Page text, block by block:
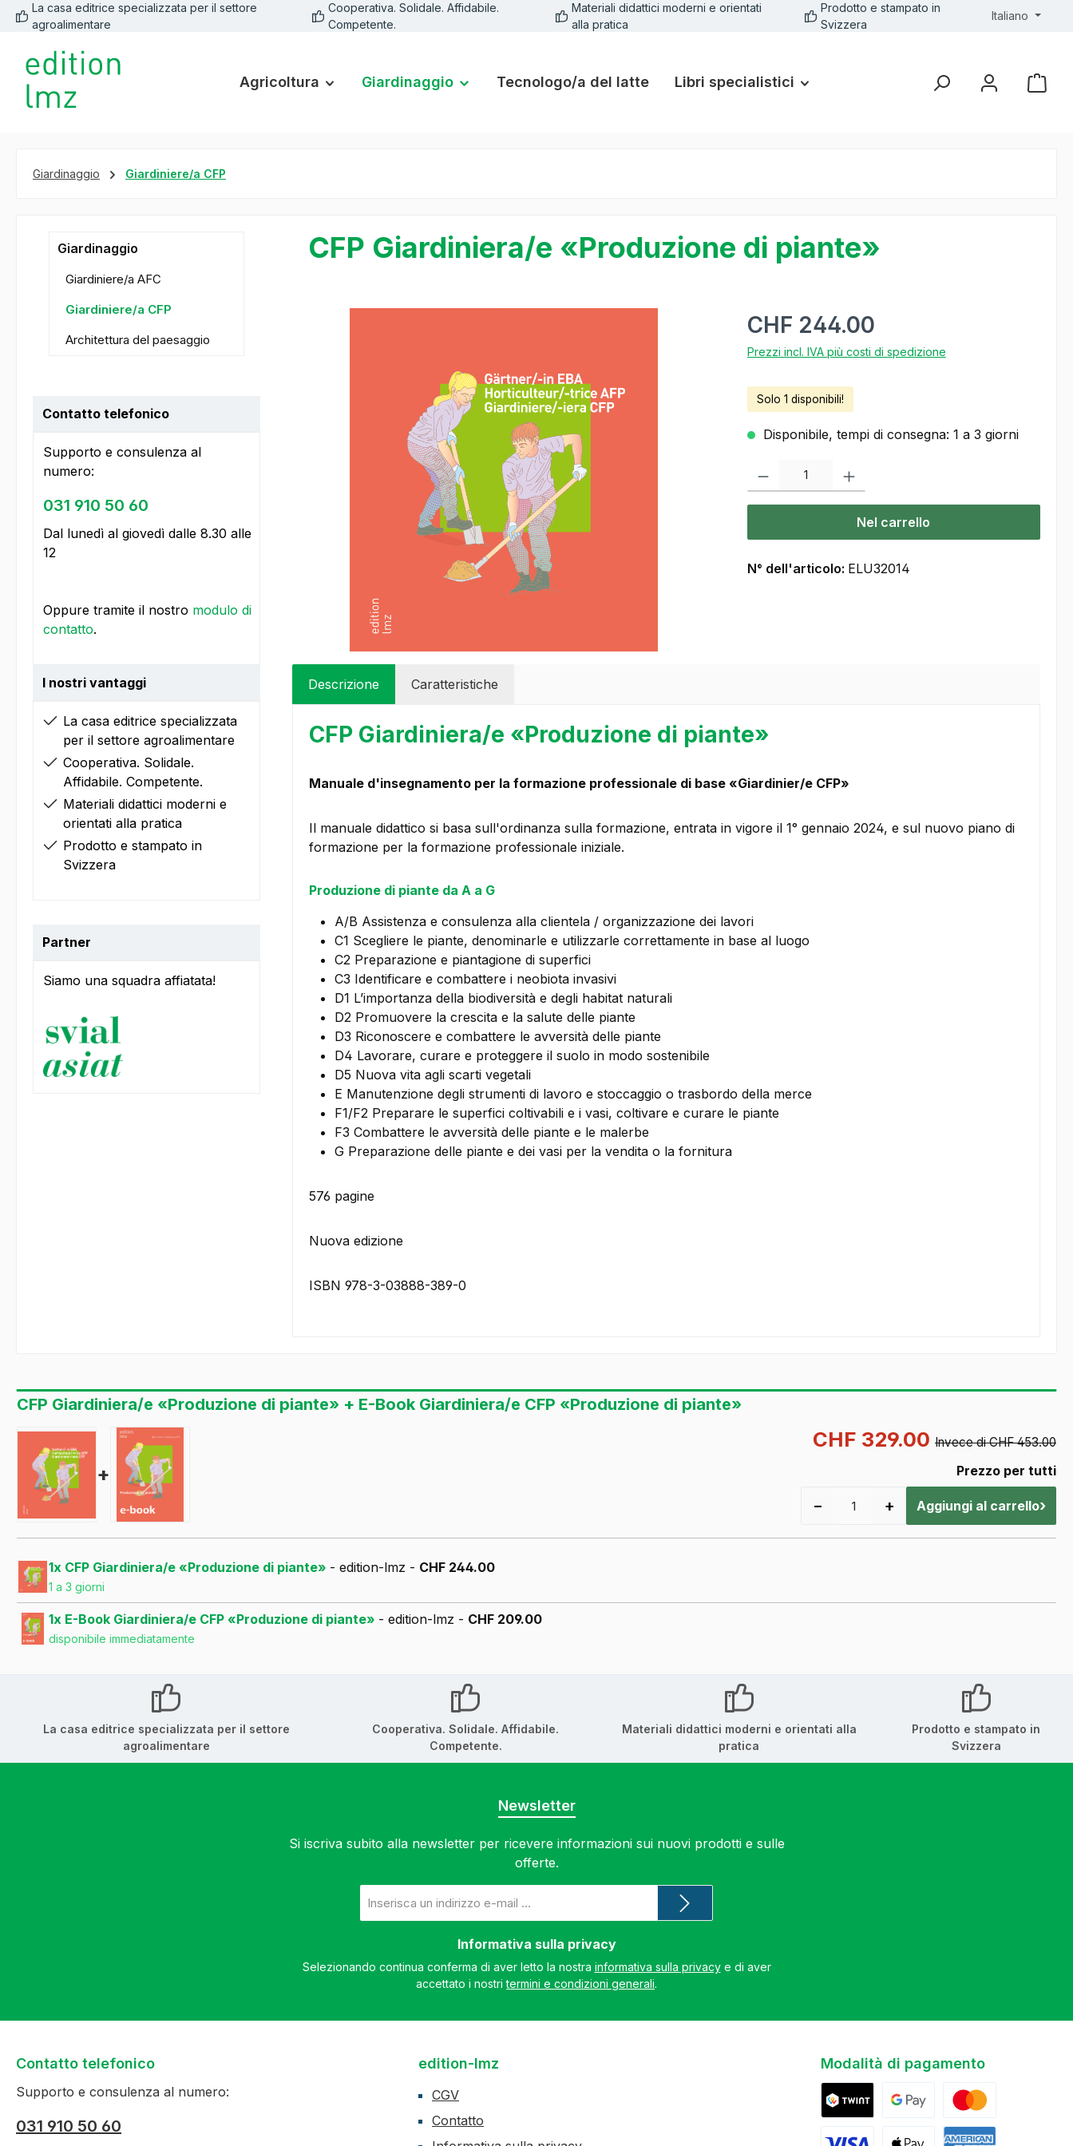
Passa alla navigazione principale
La casa editrice specializzata per il settore
agroalimentare
Cooperativa. Solidale. Affidabile.
Competente.
Materiali didattici moderni e orientati
alla pratica
Prodotto e stampato in
Svizzera
Italiano
Agricoltura Giardinaggio Tecnologo/a del latte Libri specialistici
Giardinaggio Giardiniere/a CFP
Giardinaggio
Giardiniere/a AFC
Giardiniere/a CFP
Architettura del paesaggio
Contatto telefonico
Supporto e consulenza al
numero:
031 910 50 60
Dal lunedì al giovedì dalle 8.30 alle
12
Oppure tramite il nostro modulo di
contatto.
I nostri vantaggi
La casa editrice specializzata
per il settore agroalimentare
Cooperativa. Solidale.
Affidabile. Competente.
Materiali didattici moderni e
orientati alla pratica
Prodotto e stampato in
Svizzera
Partner
Siamo una squadra affiatata!
CFP Giardiniera/e «Produzione di piante»
CHF 244.00
Prezzi incl. IVA più costi di spedizione
Solo 1 disponibili!
Disponibile, tempi di consegna: 1 a 3 giorni
Nel carrello
N° dell'articolo: ELU32014
Descrizione Caratteristiche
CFP Giardiniera/e «Produzione di piante»
Manuale d'insegnamento per la formazione professionale di base «Giardinier/e CFP»
Il manuale didattico si basa sull'ordinanza sulla formazione, entrata in vigore il 1° gennaio 2024, e sul nuovo piano di
formazione per la formazione professionale iniziale.
Produzione di piante da A a G
A/B Assistenza e consulenza alla clientela / organizzazione dei lavori
C1 Scegliere le piante, denominarle e utilizzarle correttamente in base al luogo
C2 Preparazione e piantagione di superfici
C3 Identificare e combattere i neobiota invasivi
D1 L’importanza della biodiversità e degli habitat naturali
D2 Promuovere la crescita e la salute delle piante
D3 Riconoscere e combattere le avversità delle piante
D4 Lavorare, curare e proteggere il suolo in modo sostenibile
D5 Nuova vita agli scarti vegetali
E Manutenzione degli strumenti di lavoro e stoccaggio o trasbordo della merce
F1/F2 Preparare le superfici coltivabili e i vasi, coltivare e curare le piante
F3 Combattere le avversità delle piante e le malerbe
G Preparazione delle piante e dei vasi per la vendita o la fornitura
576 pagine
Nuova edizione
ISBN 978-3-03888-389-0
CFP Giardiniera/e «Produzione di piante» + E-Book Giardiniera/e CFP «Produzione di piante»
+
CHF 329.00 Invece di CHF 453.00
Prezzo per tutti
− + Aggiungi al carrello›
1x CFP Giardiniera/e «Produzione di piante» - edition-lmz - CHF 244.00
1 a 3 giorni
1x E-Book Giardiniera/e CFP «Produzione di piante» - edition-lmz - CHF 209.00
disponibile immediatamente
La casa editrice specializzata per il settore
agroalimentare
Cooperativa. Solidale. Affidabile.
Competente.
Materiali didattici moderni e orientati alla
pratica
Prodotto e stampato in
Svizzera
Newsletter
Si iscriva subito alla newsletter per ricevere informazioni sui nuovi prodotti e sulle
offerte.
e-
mail
Informativa sulla privacy
Selezionando continua conferma di aver letto la nostra informativa sulla privacye di aver
accettato i nostritermini e condizioni generali.
Contatto telefonico
Supporto e consulenza al numero:
031 910 50 60
edition-lmz
CGV
Contatto
Modalità di pagamento
Google PayMastercard